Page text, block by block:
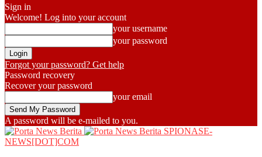
Sign in
Welcome! Log into your account
your username
your password
Forgot your password? Get help
Password recovery
Recover your password
your email
A password will be e-mailed to you.
SPIONASE-
NEWS[DOT]COM